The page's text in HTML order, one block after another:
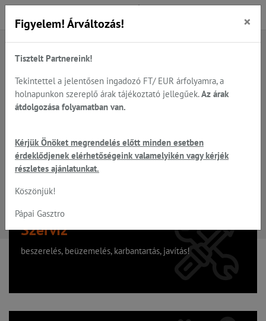
A keresett oldal nem található
Hiba, a keresett oldal nem található!
Szervíz
beszerelés, beüzemelés, karbantartás, javítás!
Figyelem! Árváltozás! ×
Tisztelt Partnereink!
Tekintettel a jelentősen ingadozó FT/ EUR árfolyamra, a
holnapunkon szereplő árak tájékoztató jellegűek. Az árak
átdolgozása folyamatban van.
Kérjük Önöket megrendelés előtt minden esetben
érdeklődjenek elérhetőségeink valamelyikén vagy kérjék
részletes ajánlatunkat.
Köszönjük!
Pápai Gasztro